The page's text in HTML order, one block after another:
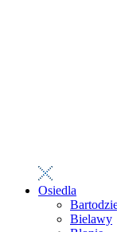
Osiedla
Bielawy